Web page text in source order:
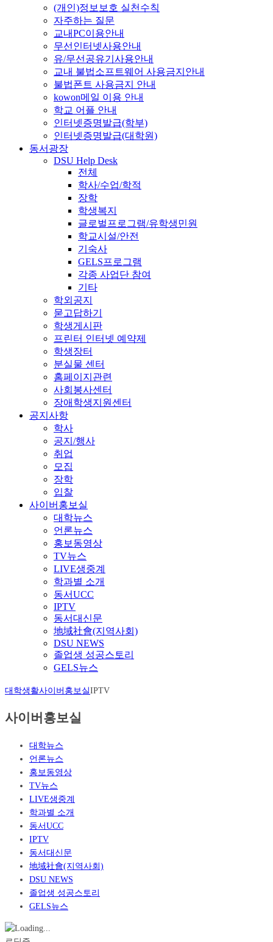
(개인)정보보호 실천수칙
자주하는 질문
교내PC이용안내
무선인터넷사용안내
유/무선공유기사용안내
교내 불법소프트웨어 사용금지안내
불법폰트 사용금지 안내
kowon메일 이용 안내
학교 어플 안내
인터넷증명발급(학부)
인터넷증명발급(대학원)
동서광장
DSU Help Desk
전체
학사/수업/학적
장학
학생복지
글로벌프로그램/유학생민원
학교시설/안전
기숙사
GELS프로그램
각종 사업단 참여
기타
학외공지
묻고답하기
학생게시판
프린터 인터넷 예약제
학생장터
분실물 센터
홈페이지관련
사회봉사센터
장애학생지원센터
공지사항
학사
공지/행사
취업
모집
장학
입찰
사이버홍보실
대학뉴스
언론뉴스
홍보동영상
TV뉴스
LIVE생중계
학과별 소개
동서UCC
IPTV
동서대신문
地域社會(지역사회)
DSU NEWS
졸업생 성공스토리
GELS뉴스
대학생활사이버홍보실IPTV
사이버홍보실
대학뉴스
언론뉴스
홍보동영상
TV뉴스
LIVE생중계
학과별 소개
동서UCC
IPTV
동서대신문
地域社會(지역사회)
DSU NEWS
졸업생 성공스토리
GELS뉴스